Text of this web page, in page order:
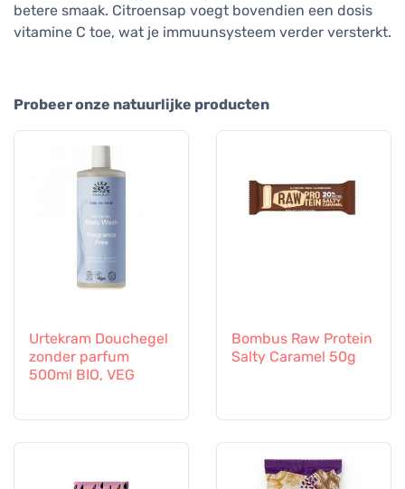
betere smaak. Citroensap voegt bovendien een dosis
vitamine C toe, wat je immuunsysteem verder versterkt.
Probeer onze natuurlijke producten
Urtekram Douchegel
zonder parfum
500ml BIO, VEG
Bombus Raw Protein
Salty Caramel 50g